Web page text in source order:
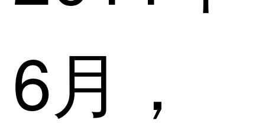
6月，